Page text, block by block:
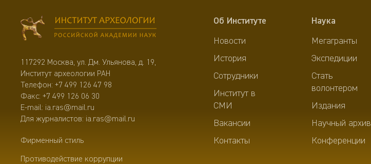
117292 Москва, ул. Дм. Ульянова, д. 19,
Институт археологии РАН
Телефон: +7 499 126 47 98
Факс: +7 499 126 06 30
E-mail: ia.ras@mail.ru
Для журналистов: ia.ras@mail.ru
Фирменный стиль
Противодействие коррупции
Об Институте
Новости
История
Сотрудники
Институт в
СМИ
Вакансии
Контакты
Наука
Мегагранты
Экспедиции
Стать
волонтером
Издания
Научный архив
Конференции